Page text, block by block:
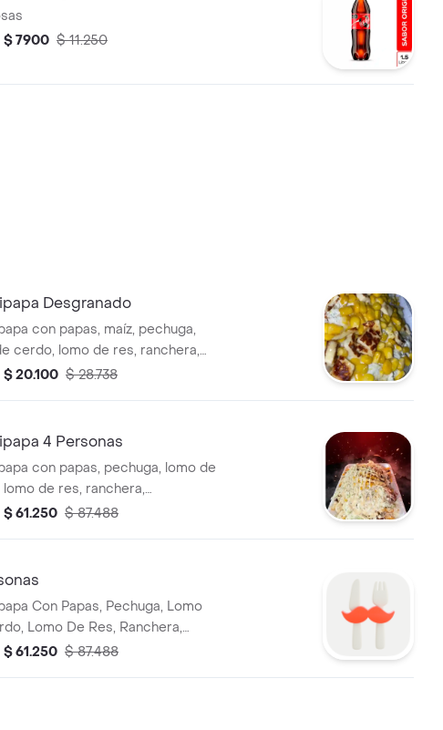
$ 7900 $ 11.250
Desgranado
con papas, maíz, pechuga,
cerdo, lomo de res, ranchera,
queso costeño, lechuga
$ 20.100 $ 28.738
4 Personas
con papas, pechuga, lomo de
de res, ranchera,
maíz, queso asado,
$ 61.250 $ 87.488
Con Papas, Pechuga, Lomo
Lomo De Res, Ranchera,
Butifarra, Maiz, Queso Asado,
$ 61.250 $ 87.488